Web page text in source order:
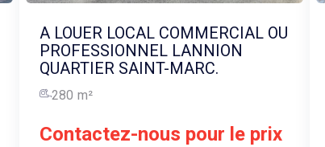
A LOUER LOCAL COMMERCIAL OU
PROFESSIONNEL LANNION
QUARTIER SAINT-MARC.
280 m²
Contactez-nous pour le prix